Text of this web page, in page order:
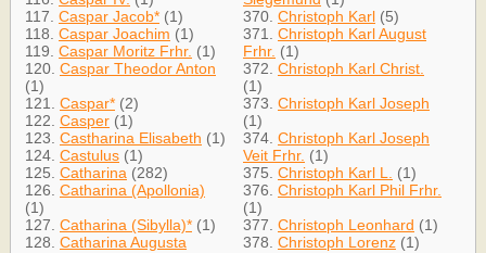
117. Caspar Jacob* (1)
118. Caspar Joachim (1)
119. Caspar Moritz Frhr. (1)
120. Caspar Theodor Anton
(1)
121. Caspar* (2)
122. Casper (1)
123. Castharina Elisabeth (1)
124. Castulus (1)
125. Catharina (282)
126. Catharina (Apollonia)
(1)
127. Catharina (Sibylla)* (1)
128. Catharina Augusta
370. Christoph Karl (5)
371. Christoph Karl August
Frhr. (1)
372. Christoph Karl Christ.
(1)
373. Christoph Karl Joseph
(1)
374. Christoph Karl Joseph
Veit Frhr. (1)
375. Christoph Karl L.
(1)
376. Christoph Karl Phil Frhr.
(1)
377. Christoph Leonhard (1)
378. Christoph Lorenz (1)